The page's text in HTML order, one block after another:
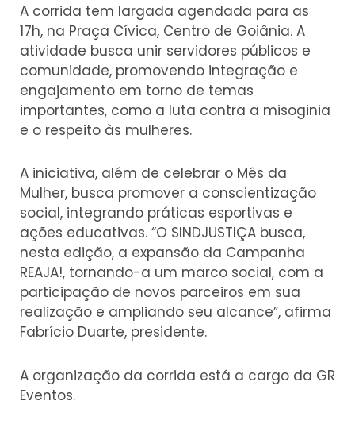
A corrida tem largada agendada para as
17h, na Praça Cívica, Centro de Goiânia. A
atividade busca unir servidores públicos e
comunidade, promovendo integração e
engajamento em torno de temas
importantes, como a luta contra a misoginia
e o respeito às mulheres.
A iniciativa, além de celebrar o Mês da
Mulher, busca promover a conscientização
social, integrando práticas esportivas e
ações educativas. “O SINDJUSTIÇA busca,
nesta edição, a expansão da Campanha
REAJA!, tornando-a um marco social, com a
participação de novos parceiros em sua
realização e ampliando seu alcance”, afirma
Fabrício Duarte, presidente.
A organização da corrida está a cargo da GR
Eventos.